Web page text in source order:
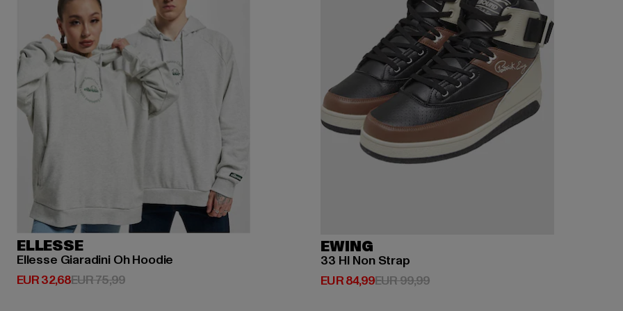
ELLESSE
Ellesse Giaradini Oh Hoodie
EUR 32,68
Huidige prijs: EUR 32,68
EUR 75,99Actieprijs: EUR 75,99
EWING
33 HI Non Strap
EUR 84,99
Huidige prijs: EUR 84,99
EUR 99,99Actieprijs: EUR 99,99